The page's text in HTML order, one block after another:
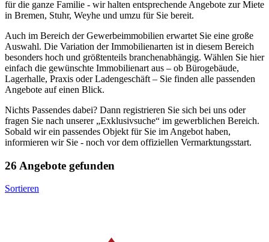
für die ganze Familie - wir halten entsprechende Angebote zur Miete
in Bremen, Stuhr, Weyhe und umzu für Sie bereit.
Auch im Bereich der Gewerbeimmobilien erwartet Sie eine große
Auswahl. Die Variation der Immobilienarten ist in diesem Bereich
besonders hoch und größtenteils branchenabhängig. Wählen Sie hier
einfach die gewünschte Immobilienart aus – ob Bürogebäude,
Lagerhalle, Praxis oder Ladengeschäft – Sie finden alle passenden
Angebote auf einen Blick.
Nichts Passendes dabei? Dann registrieren Sie sich bei uns oder
fragen Sie nach unserer „Exklusivsuche“ im gewerblichen Bereich.
Sobald wir ein passendes Objekt für Sie im Angebot haben,
informieren wir Sie - noch vor dem offiziellen Vermarktungsstart.
26 Angebote gefunden
Sortieren